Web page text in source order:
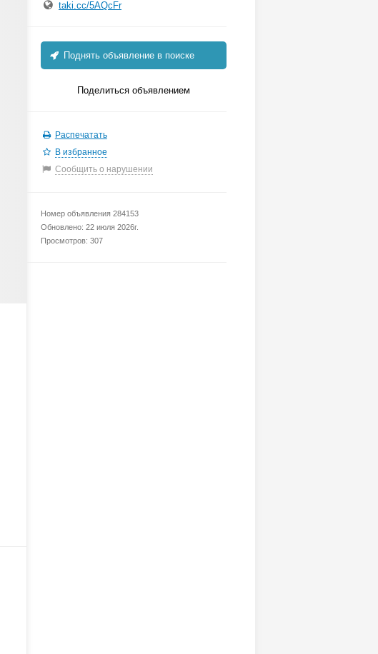
taki.cc/5AQcFr
Поднять объявление в поиске
Поделиться объявлением
Распечатать
В избранное
Сообщить о нарушении
Номер объявления 284153
Обновлено: 22 июля 2026г.
Просмотров: 307